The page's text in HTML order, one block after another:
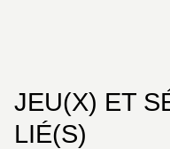
JEU(X) ET
LIÉ(S)